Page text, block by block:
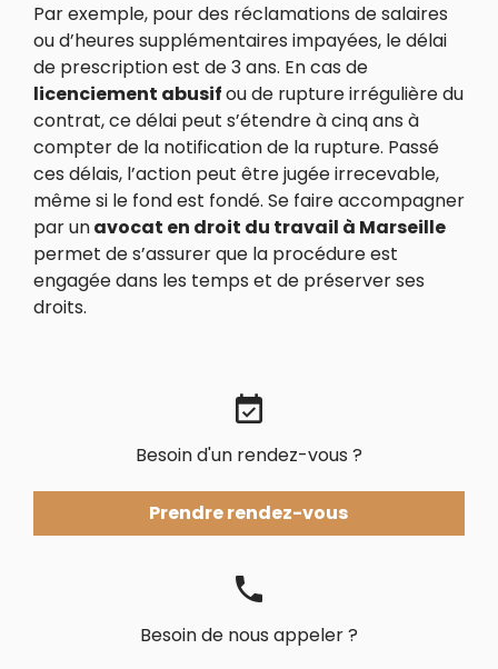
Par exemple, pour des réclamations de salaires
ou d’heures supplémentaires impayées, le délai
de prescription est de 3 ans. En cas de
licenciement abusifou de rupture irrégulière du
contrat, ce délai peut s’étendre à cinq ans à
compter de la notification de la rupture. Passé
ces délais, l’action peut être jugée irrecevable,
même si le fond est fondé. Se faire accompagner
par unavocat en droit du travail à Marseille
permet de s’assurer que la procédure est
engagée dans les temps et de préserver ses
droits.
event_available
Besoin d'un rendez-vous ?
Prendre rendez-vous
phone
Besoin de nous appeler ?